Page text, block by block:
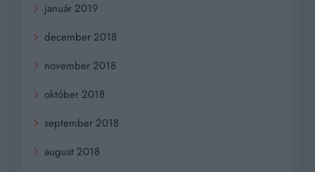
január 2019
december 2018
november 2018
október 2018
september 2018
august 2018